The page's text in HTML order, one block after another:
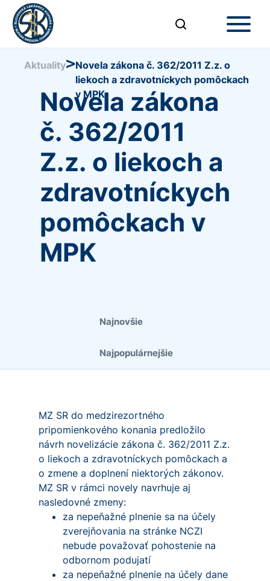
Aktuality>Novela zákona č. 362/2011 Z.z. o
liekoch a zdravotníckych pomôckach
v MPK
Novela zákona
č. 362/2011
Z.z. o liekoch a
zdravotníckych
pomôckach v
MPK
Najnovšie
Najpopulárnejšie
MZ SR do medzirezortného
pripomienkového konania predložilo
návrh novelizácie zákona č. 362/2011 Z.z.
o liekoch a zdravotníckych pomôckach a
o zmene a doplnení niektorých zákonov.
MZ SR v rámci novely navrhuje aj
nasledovné zmeny:
za nepeňažné plnenie sa na účely
zverejňovania na stránke NCZI
nebude považovať pohostenie na
odbornom podujatí
za nepeňažné plnenie na účely dane